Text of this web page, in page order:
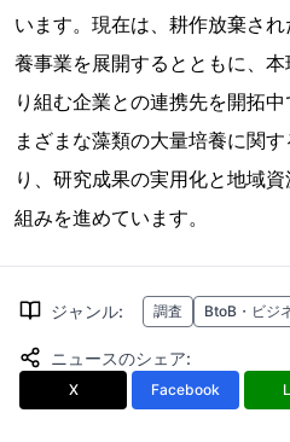
います。現在は、耕作放棄さ
養事業を展開するとともに、
り組む企業との連携先を開拓
まざまな藻類の大量培養に関
り、研究成果の実用化と地域
組みを進めています。
ジャンル: 調査 BtoB・ビジ
ニュースのシェア:
X Facebook